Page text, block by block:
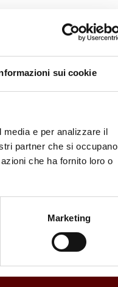
sui cookie
e per analizzare il
partner che si occupano
che ha fornito loro o
Marketing